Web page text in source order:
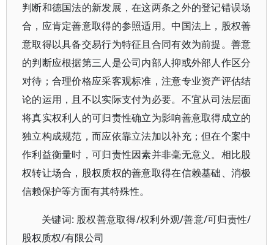
判断和德国法的新发展，在这两条之外的登记错误场
合，应肯定善意取得的参照适用。中国法上，股权善
意取得以具备交易行为特征且合同有效为前提。善意
的判断应根据第三人是公司内部人抑或外部人作区分
对待；合理价格应采客观标准，注意专业资产评估结
论的运用，且不以实际支付为必要。不宜从司法层面
将真实权利人的可归责性确立为影响善意取得成立的
独立构成规范，而应依靠立法加以补充；但在个案中
作利益衡量时，可归责性因素并非毫无意义。相比股
权转让场合，股权质权的善意取得在信赖基础、消极
信赖保护等方面有其特殊性。
关键词: 股权善意取得/权利外观/善意/可归责性/
股权质权/有限公司